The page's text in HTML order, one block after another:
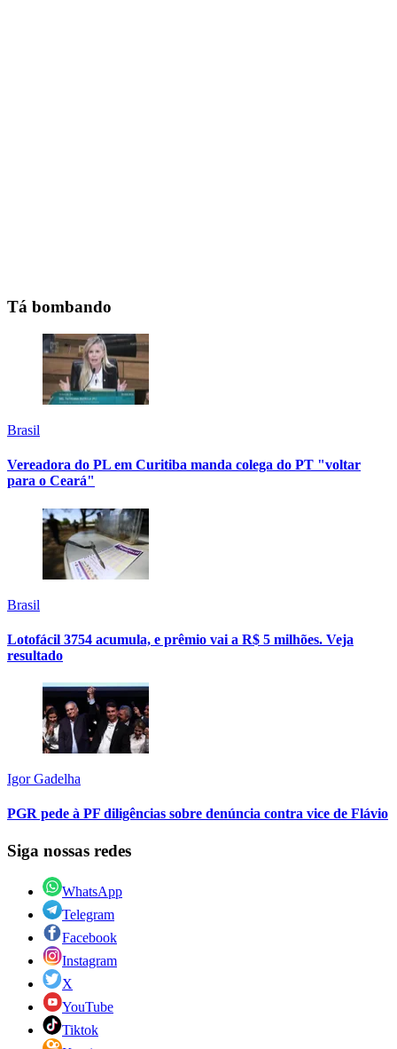
Tá bombando
Brasil
Vereadora do PL em Curitiba manda colega do PT "voltar
para o Ceará"
Brasil
Lotofácil 3754 acumula, e prêmio vai a R$ 5 milhões. Veja
resultado
Igor Gadelha
PGR pede à PF diligências sobre denúncia contra vice de Flávio
Siga nossas redes
WhatsApp
Telegram
Facebook
Instagram
X
YouTube
Tiktok